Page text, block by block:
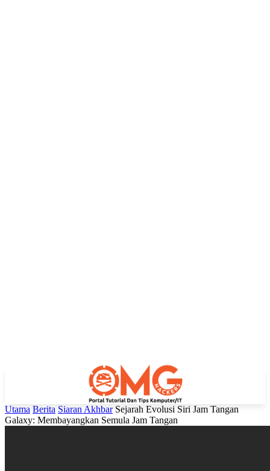
Utama Berita Siaran Akhbar Sejarah Evolusi Siri Jam Tangan
Galaxy: Membayangkan Semula Jam Tangan